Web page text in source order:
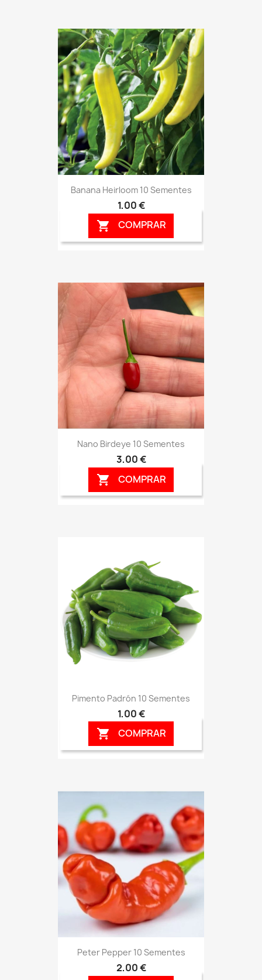
Banana Heirloom 10 Sementes
1,00 €
 COMPRAR
Nano Birdeye 10 Sementes
3,00 €
 COMPRAR
Pimento Padrón 10 Sementes
1,00 €
 COMPRAR
Peter Pepper 10 Sementes
2,00 €